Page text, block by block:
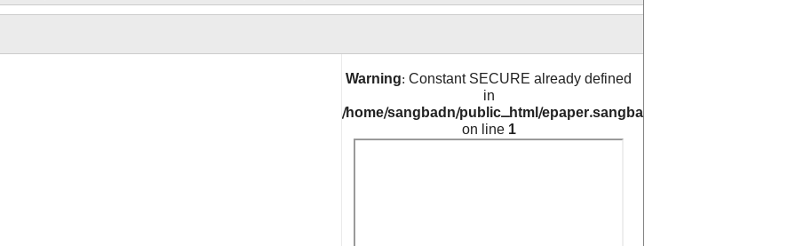
Warning: Constant SECURE already defined
in
/home/sangbadn/public_html/epaper.sangbad.net.bd/
on line 1